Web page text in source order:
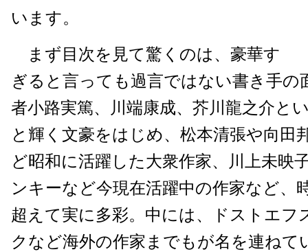
います。
まず目次を見て驚くのは、豪華す
ぎると言っても過言ではない書き手の
者小路実篤、川端康成、芥川龍之介と
と輝く文豪をはじめ、松本清張や向田
ど昭和に活躍した大衆作家、川上未映
ンキーなど今現在活躍中の作家など、
超えて実に多彩。中には、ドストエフ
クなど海外の作家までもが名を連ねて